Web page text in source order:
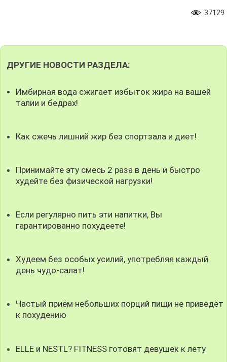
37129
ДРУГИЕ НОВОСТИ РАЗДЕЛА:
Имбирная вода сжигает избыток жира на вашей
талии и бедрах!
Как сжечь лишний жир без спортзала и диет!
Принимайте эту смесь 2 раза в день и быстро
худейте без физической нагрузки!
Если регулярно пить эти напитки, Вы
гарантированно похудеете!
Худеем без особых усилий, употребляя каждый
день чудо-салат!
Частый приём небольших порций пищи не приведёт
к похудению
ELLE и NESTL? FITNESS готовят девушек к лету